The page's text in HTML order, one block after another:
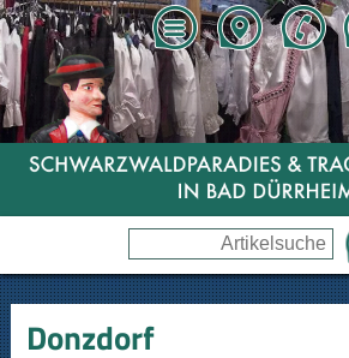
Donzdorf